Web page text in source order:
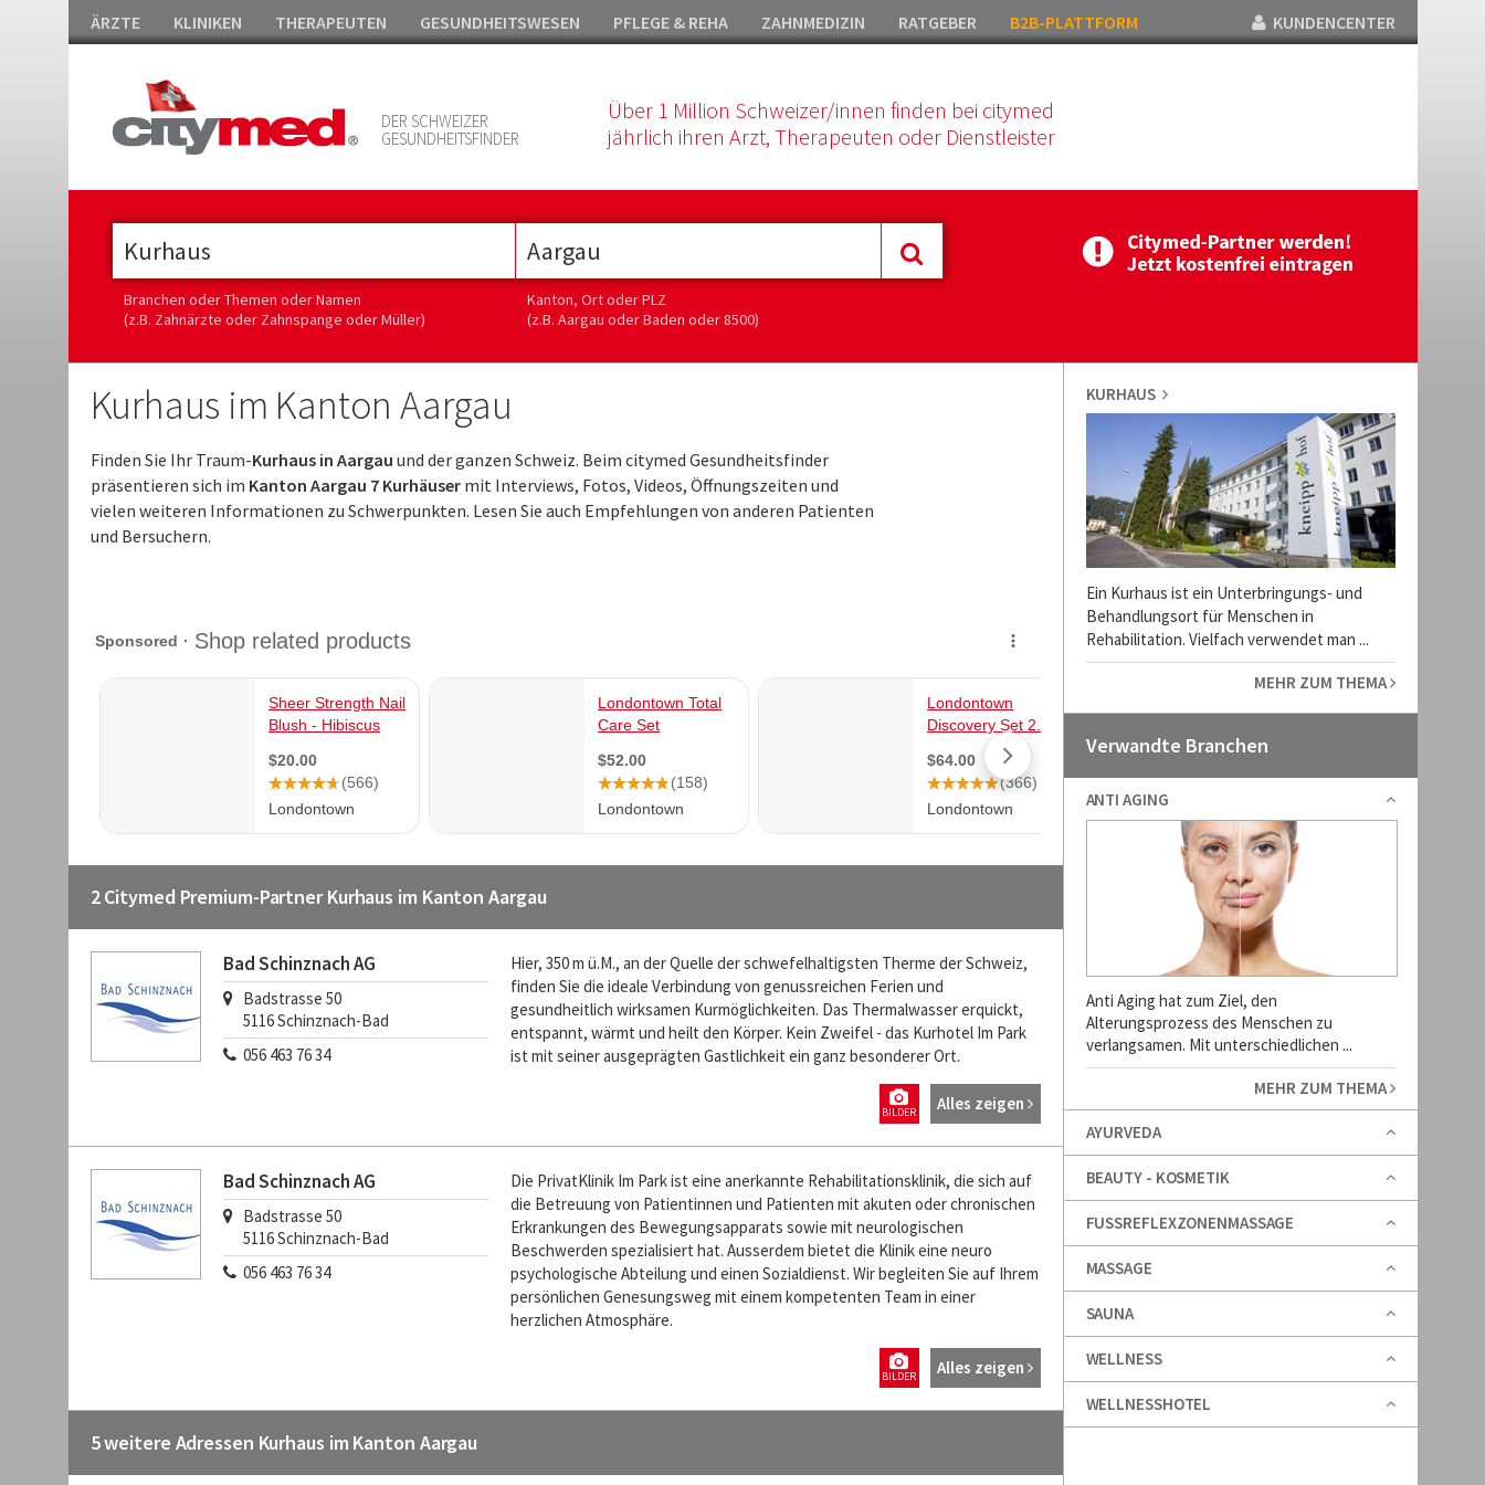
ÄRZTE KLINIKEN THERAPEUTEN GESUNDHEITSWESEN PFLEGE & REHA ZAHNMEDIZIN RATGEBER B2B-PLATTFORM KUNDENCENTER
DER SCHWEIZER
GESUNDHEITSFINDER
Über 1 Million Schweizer/innen finden bei citymed
jährlich ihren Arzt, Therapeuten oder Dienstleister
Branchen oder Themen oder Namen
(z.B. Zahnärzte oder Zahnspange oder Müller)
Kanton, Ort oder PLZ
(z.B. Aargau oder Baden oder 8500)
Kurhaus im Kanton Aargau
Finden Sie Ihr Traum-Kurhaus in Aargau und der ganzen Schweiz. Beim citymed Gesundheitsfinder
präsentieren sich im Kanton Aargau 7 Kurhäusermit Interviews, Fotos, Videos, Öffnungszeiten und
vielen weiteren Informationen zu Schwerpunkten. Lesen Sie auch Empfehlungen von anderen Patienten
und Bersuchern.
2 Citymed Premium-Partner Kurhaus im Kanton Aargau
Bad Schinznach AG
Badstrasse 50
5116Schinznach-Bad
056 463 76 34
Hier, 350 m ü.M., an der Quelle der schwefelhaltigsten Therme der Schweiz,
finden Sie die ideale Verbindung von genussreichen Ferien und
gesundheitlich wirksamen Kurmöglichkeiten. Das Thermalwasser erquickt,
entspannt, wärmt und heilt den Körper. Kein Zweifel - das Kurhotel Im Park
ist mit seiner ausgeprägten Gastlichkeit ein ganz besonderer Ort.
Alles zeigen
BILDER
Bad Schinznach AG
Badstrasse 50
5116Schinznach-Bad
056 463 76 34
Die Privat­Klinik Im Park ist eine anerkannte Rehabilitations­klinik, die sich auf
die Betreuung von Patientinnen und Patienten mit akuten oder chronischen
Erkrankungen des Bewegungs­apparats sowie mit neurologischen
Beschwerden spezialisiert hat. Ausserdem bietet die Klinik eine neuro
psychologische Abteilung und einen Sozialdienst. Wir begleiten Sie auf Ihrem
persönlichen Genesungsweg mit einem kompetenten Team in einer
herzlichen Atmosphäre.
Alles zeigen
BILDER
5 weitere Adressen Kurhaus im Kanton Aargau
KURHAUS
Ein Kurhaus ist ein Unterbringungs- und
Behandlungsort für Menschen in
Rehabilitation. Vielfach verwendet man ...
MEHR ZUM THEMA
Verwandte Branchen
ANTI AGING
Anti Aging hat zum Ziel, den
Alterungsprozess des Menschen zu
verlangsamen. Mit unterschiedlichen ...
MEHR ZUM THEMA
AYURVEDA
BEAUTY - KOSMETIK
FUSSREFLEXZONENMASSAGE
MASSAGE
SAUNA
WELLNESS
WELLNESSHOTEL